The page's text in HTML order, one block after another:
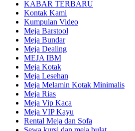
KABAR TERBARU
Kontak Kami
Kumpulan Video
Meja Barstool
Meja Bundar
Meja Dealing
MEJA IBM
Meja Kotak
Meja Lesehan
Meja Melamin Kotak Minimalis
Meja Rias
Meja Vip Kaca
Meja VIP Kayu
Rental Meja dan Sofa